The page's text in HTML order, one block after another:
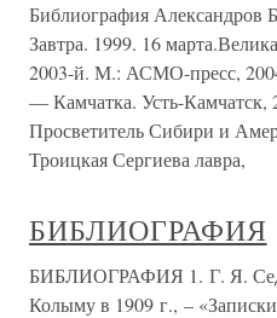
Библиография Александров
Завтра. 1999. 16
2003-й. М.: АСМО-пресс,
— Камчатка. Усть-
Просветитель Сибири и
Троицкая Сергиева лавра,
БИБЛИОГРАФИЯ
БИБЛИОГРАФИЯ 1. Г. Я.
Колыму в 1909 г., –